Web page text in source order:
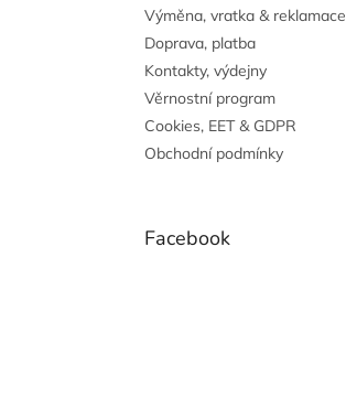
Výměna, vratka & reklamace
Doprava, platba
Kontakty, výdejny
Věrnostní program
Cookies, EET & GDPR
Obchodní podmínky
Facebook